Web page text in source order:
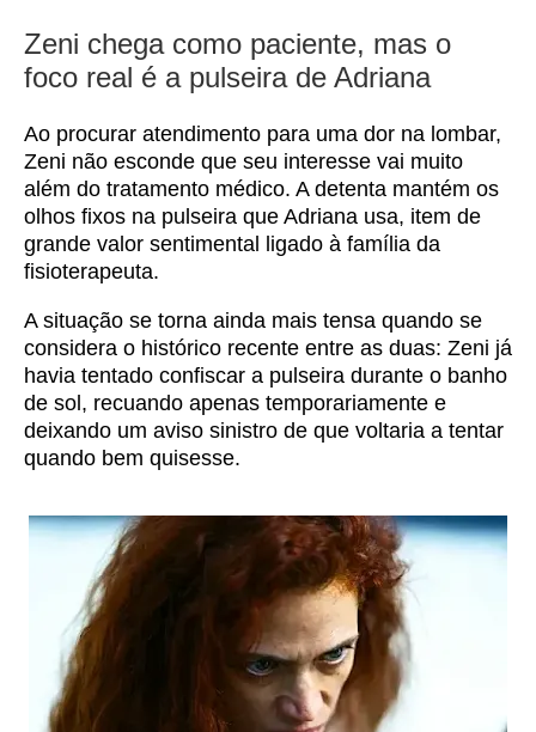
Zeni chega como paciente, mas o
foco real é a pulseira de Adriana
Ao procurar atendimento para uma dor na lombar,
Zeni não esconde que seu interesse vai muito
além do tratamento médico. A detenta mantém os
olhos fixos na pulseira que Adriana usa, item de
grande valor sentimental ligado à família da
fisioterapeuta.
A situação se torna ainda mais tensa quando se
considera o histórico recente entre as duas: Zeni já
havia tentado confiscar a pulseira durante o banho
de sol, recuando apenas temporariamente e
deixando um aviso sinistro de que voltaria a tentar
quando bem quisesse.